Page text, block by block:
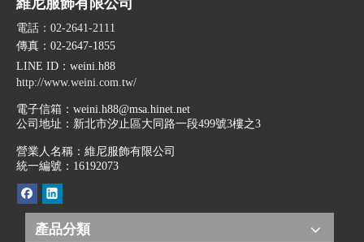
電話：02-2641-2111
傳真：02-2647-1855
LINE ID ：weini.h88
http://www.weini.com.tw/
電子信箱： weini.h88@msa.hinet.net
公司地址： 新北市汐止區大同路一段499號3樓之3
營業人名稱：維尼服飾有限公司
統一編號：16192073
產品分類